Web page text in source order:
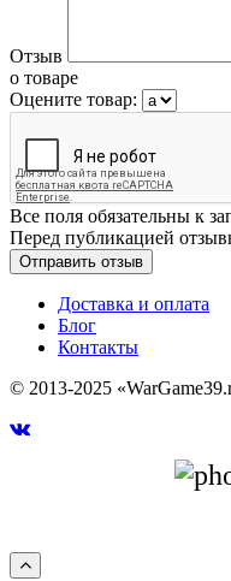
Отзыв
о товаре
Оцените товар:
Все поля обязательны к
Перед публикацией
Доставка и оплата
Блог
Контакты
© 2013-2025